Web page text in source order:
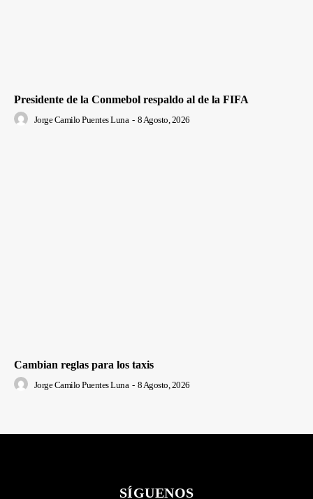
Presidente de la Conmebol respaldo al de la FIFA
Jorge Camilo Puentes Luna - 8 Agosto, 2026
Cambian reglas para los taxis
Jorge Camilo Puentes Luna - 8 Agosto, 2026
SÍGUENOS